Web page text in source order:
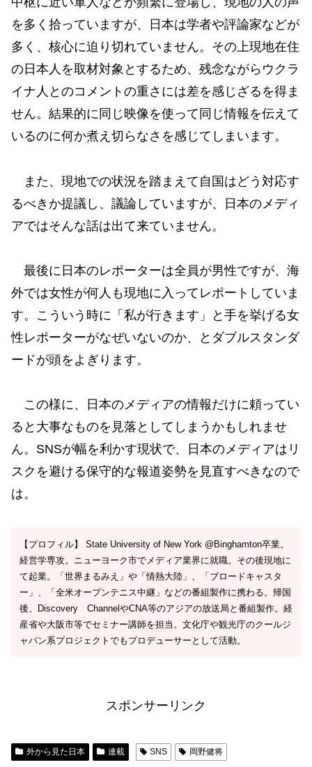
を多く拾っていますが、日本は学者や評論家などが
多く、核心に迫り切れていません。その上現地在住
の日本人を取材対象とするため、残念ながらウクラ
イナ人とのコメントの重さには差を感じざるを得ま
せん。結果的に同じ映像を使って同じ情報を伝えて
いるのに何か煮え切らなさを感じてしまいます。
また、現地での状況を踏まえて自国はどう対応す
るべきか提議し、議論していますが、日本のメディ
アではそんな話は出て来ていません。
最後に日本のレポーターは全員が男性ですが、海
外では女性が何人も現地に入ってレポートしていま
す。こういう時に「私が行きます」と手を挙げる女
性レポーターがなぜいないのか、とダブルスタンダ
ードが頭をよぎります。
この様に、日本のメディアの情報だけに頼ってい
ると大事なものを見落としてしまうかもしれませ
ん。SNSが幅を利かす現状で、日本のメディアはリ
スクを避ける保守的な報道姿勢を見直すべきなので
は。
【プロフィル】 State University of New York @Binghamton卒業。
経営学専攻。ニューヨーク市でメディア業界に就職。その後現地に
て起業。「世界まるみえ」や「情熱大陸」、「ブロードキャスタ
ー」、「全米オープンテニス中継」などの番組製作に携わる。帰国
後、Discovery ChannelやCNA等のアジアの放送局と番組製作。経
産省や大阪市等でセミナー講師を担当。文化庁や観光庁のクールジ
ャパン系プロジェクトでもプロデューサーとして活動。
スポンサーリンク
外から見た日本 連載 SNS 岡野健将